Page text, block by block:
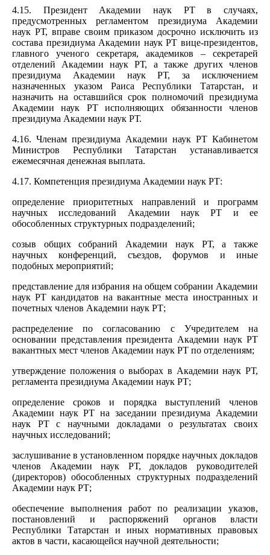
4.15. Президент Академии наук РТ в случаях,
предусмотренных регламентом президиума Академии
наук РТ, вправе своим приказом досрочно исключить из
состава президиума Академии наук РТ вице-президентов,
главного ученого секретаря, академиков – секретарей
отделений Академии наук РТ, а также других членов
президиума Академии наук РТ, за исключением
назначенных указом Раиса Республики Татарстан, и
назначить на оставшийся срок полномочий президиума
Академии наук РТ исполняющих обязанности членов
президиума Академии наук РТ.
4.16. Членам президиума Академии наук РТ Кабинетом
Министров Республики Татарстан устанавливается
ежемесячная денежная выплата.
4.17. Компетенция президиума Академии наук РТ:
определение приоритетных направлений и программ
научных исследований Академии наук РТ и ее
обособленных структурных подразделений;
созыв общих собраний Академии наук РТ, а также
научных конференций, съездов, форумов и иные
подобных мероприятий;
представление для избрания на общем собрании Академии
наук РТ кандидатов на вакантные места иностранных и
почетных членов Академии наук РТ;
распределение по согласованию с Учредителем на
основании представления президента Академии наук РТ
вакантных мест членов Академии наук РТ по отделениям;
утверждение положения о выборах в Академии наук РТ,
регламента президиума Академии наук РТ;
определение сроков и порядка выступлений членов
Академии наук РТ на заседании президиума Академии
наук РТ с научными докладами о результатах своих
научных исследований;
заслушивание в установленном порядке научных докладов
членов Академии наук РТ, докладов руководителей
(директоров) обособленных структурных подразделений
Академии наук РТ;
обеспечение выполнения работ по реализации указов,
постановлений и распоряжений органов власти
Республики Татарстан и иных нормативных правовых
актов в части, касающейся научной деятельности;